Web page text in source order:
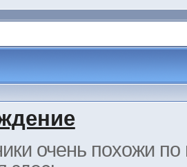
очень похожи по